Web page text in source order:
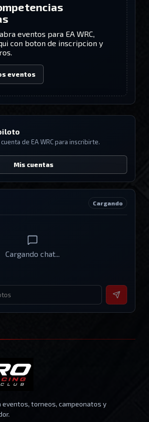
eventos para EA WRC,
con boton de inscripcion y
eventos
de EA WRCpara inscribirte.
Mis cuentas
Cargando
Cargando chat...
eventos, torneos, campeonatos y